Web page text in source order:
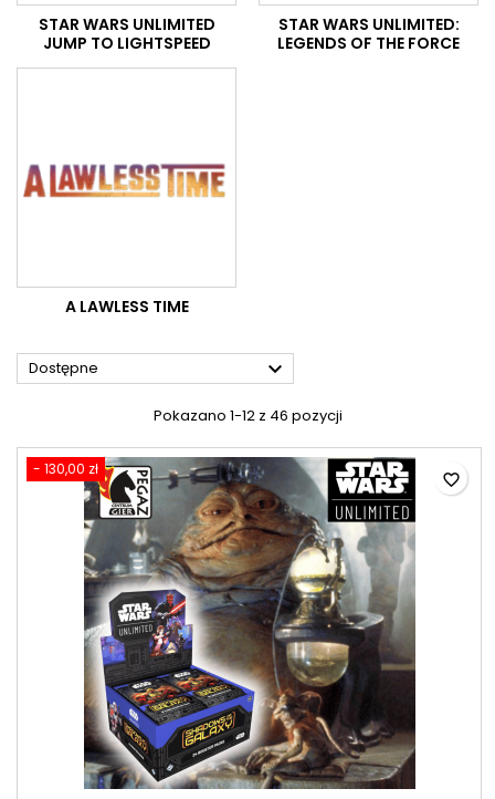
STAR WARS UNLIMITED
JUMP TO LIGHTSPEED
STAR WARS UNLIMITED:
LEGENDS OF THE FORCE
A LAWLESS TIME
Dostępne 
Pokazano 1-12 z 46 pozycji
- 130,00 zł
favorite_border